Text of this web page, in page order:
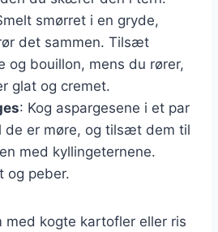
smørret i en gryde,
det sammen. Tilsæt
og bouillon, mens du rører,
glat og cremet.
: Kog aspargesene i et par
de er møre, og tilsæt dem til
med kyllingeternene.
og peber.
med kogte kartofler eller ris